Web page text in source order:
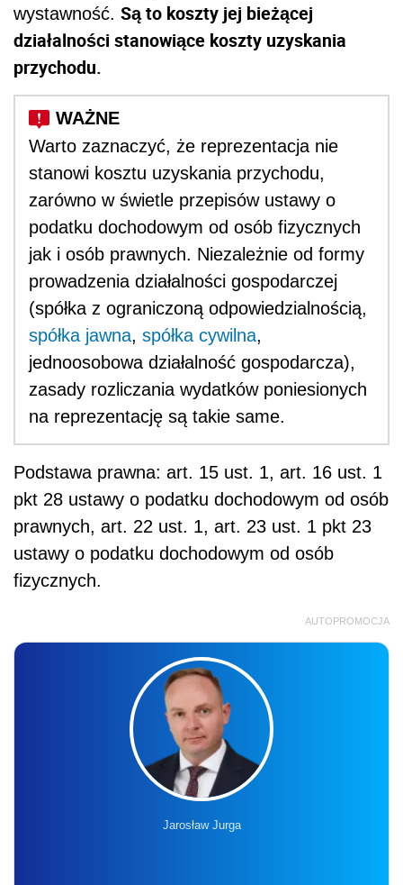
wystawność. Są to koszty jej bieżącej
działalności stanowiące koszty uzyskania
przychodu.
Warto zaznaczyć, że reprezentacja nie
stanowi kosztu uzyskania przychodu,
zarówno w świetle przepisów ustawy o
podatku dochodowym od osób fizycznych
jak i osób prawnych. Niezależnie od formy
prowadzenia działalności gospodarczej
(spółka z ograniczoną odpowiedzialnością,
spółka jawna, spółka cywilna,
jednoosobowa działalność gospodarcza),
zasady rozliczania wydatków poniesionych
na reprezentację są takie same.
Podstawa prawna: art. 15 ust. 1, art. 16 ust. 1
pkt 28 ustawy o podatku dochodowym od osób
prawnych, art. 22 ust. 1, art. 23 ust. 1 pkt 23
ustawy o podatku dochodowym od osób
fizycznych.
AUTOPROMOCJA
Jarosław Jurga